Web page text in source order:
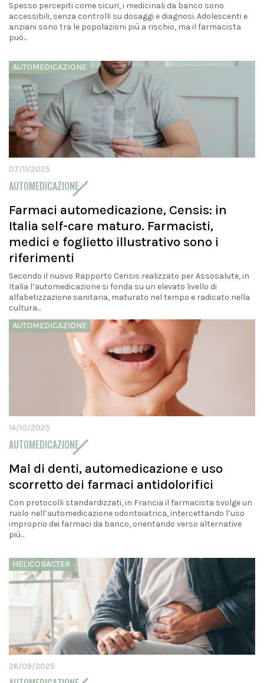
Spesso percepiti come sicuri, i medicinali da banco sono
accessibili, senza controlli su dosaggi e diagnosi. Adolescenti e
anziani sono tra le popolazioni più a rischio, ma il farmacista
può...
AUTOMEDICAZIONE
07/11/2025
AUTOMEDICAZIONE
Farmaci automedicazione, Censis: in
Italia self-care maturo. Farmacisti,
medici e foglietto illustrativo sono i
riferimenti
Secondo il nuovo Rapporto Censis realizzato per Assosalute, in
Italia l’automedicazione si fonda su un elevato livello di
alfabetizzazione sanitaria, maturato nel tempo e radicato nella
cultura...
AUTOMEDICAZIONE
14/10/2025
AUTOMEDICAZIONE
Mal di denti, automedicazione e uso
scorretto dei farmaci antidolorifici
Con protocolli standardizzati, in Francia il farmacista svolge un
ruolo nell’automedicazione odontoiatrica, intercettando l’uso
improprio dei farmaci da banco, orientando verso alternative
più...
HELICOBACTER
26/09/2025